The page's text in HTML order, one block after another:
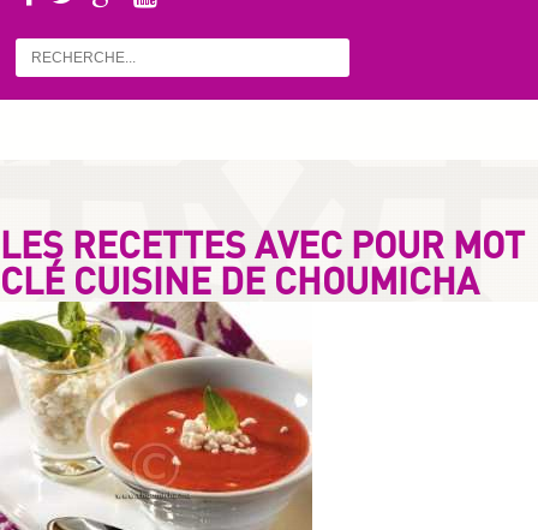
LES RECETTES AVEC POUR MOT
CLÉ CUISINE DE CHOUMICHA